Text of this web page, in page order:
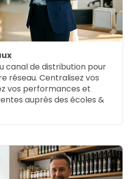
canal de distribution pour
réseau. Centralisez vos
vos performances et
auprès des écoles &